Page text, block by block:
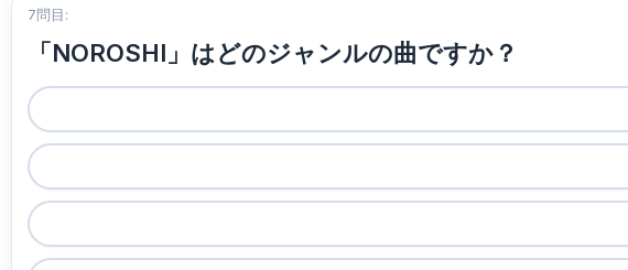
7問目:
「NOROSHI」はどのジャンルの曲ですか？